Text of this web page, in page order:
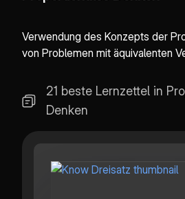
Verwendung des Konzepts der
von Problemen mit äquivalenten
21 beste Lernzettel in
Denken